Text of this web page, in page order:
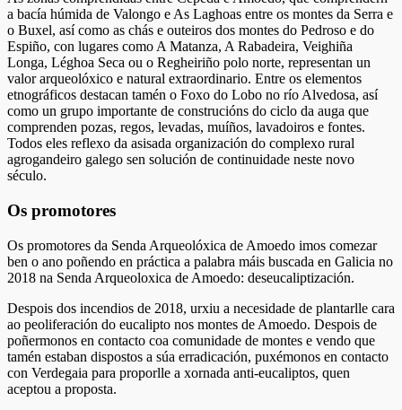
a bacía húmida de Valongo e As Laghoas entre os montes da Serra e
o Buxel, así como as chás e outeiros dos montes do Pedroso e do
Espiño, con lugares como A Matanza, A Rabadeira, Veighiña
Longa, Léghoa Seca ou o Regheiriño polo norte, representan un
valor arqueolóxico e natural extraordinario. Entre os elementos
etnográficos destacan tamén o Foxo do Lobo no río Alvedosa, así
como un grupo importante de construcións do ciclo da auga que
comprenden pozas, regos, levadas, muíños, lavadoiros e fontes.
Todos eles reflexo da asisada organización do complexo rural
agrogandeiro galego sen solución de continuidade neste novo
século.
Os promotores
Os promotores da Senda Arqueolóxica de Amoedo imos comezar
ben o ano poñendo en práctica a palabra máis buscada en Galicia no
2018 na Senda Arqueoloxica de Amoedo: deseucaliptización.
Despois dos incendios de 2018, urxiu a necesidade de plantarlle cara
ao peoliferación do eucalipto nos montes de Amoedo. Despois de
poñermonos en contacto coa comunidade de montes e vendo que
tamén estaban dispostos a súa erradicación, puxémonos en contacto
con Verdegaia para proporlle a xornada anti-eucaliptos, quen
aceptou a proposta.